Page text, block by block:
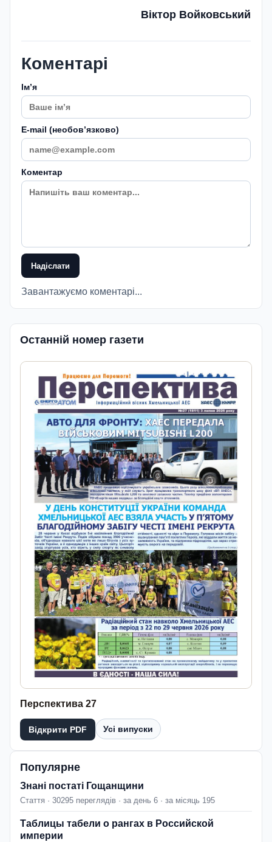
Віктор Войковський
Коментарі
Імʼя
E-mail (необовʼязково)
Коментар
Надіслати
Завантажуємо коментарі...
Останній номер газети
Перспектива 27
Відкрити PDF Усі випуски
Популярне
Знані постаті Гощанщини
Стаття · 30295 переглядів · за день 6 · за місяць 195
Таблицы табели о рангах в Российской
империи